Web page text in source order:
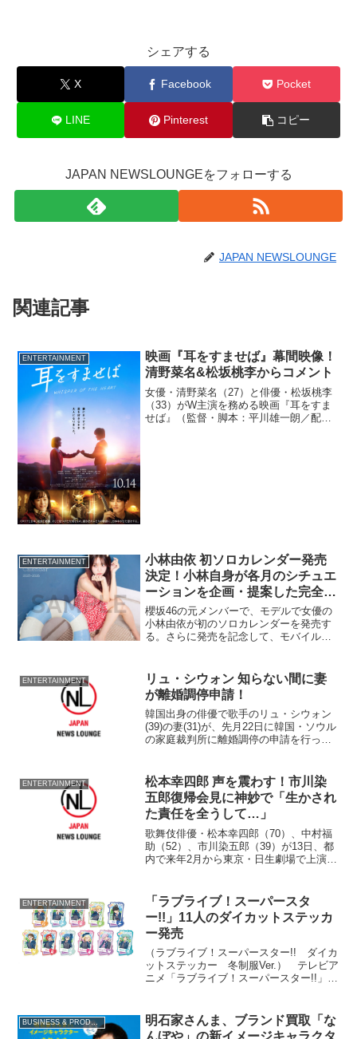
シェアする
X Facebook Pocket
LINE Pinterest コピー
JAPAN NEWSLOUNGEをフォローする
JAPAN NEWSLOUNGE
関連記事
ENTERTAINMENT
映画『耳をすませば』幕間映像！
清野菜名&松坂桃李からコメント
女優・清野菜名（27）と俳優・松坂桃李
（33）がW主演を務める映画『耳をすま
せば』（監督・脚本：平川雄⼀朗／配
ENTERTAINMENT
小林由依 初ソロカレンダー発売
決定！小林自身が各月のシチュエ
ーションを企画・提案した完全撮
り下ろし
櫻坂46の元メンバーで、モデルで女優の
小林由依が初のソロカレンダーを発売す
る。さらに発売を記念して、モバイルフ
ート＆グリート（個別トーク会）イベン
トも開催。
ENTERTAINMENT
リュ・シウォン 知らない間に妻
が離婚調停申請！
韓国出身の俳優で歌手のリュ・シウォン
(39)の妻(31)が、先月22日に韓国・ソウル
の家庭裁判所に離婚調停の申請を行って
請の書類は受理されたが、
ENTERTAINMENT
松本幸四郎 声を震わす！市川染
五郎復帰会見に神妙で「生かされ
た責任を全うして…」
歌舞伎俳優・松本幸四郎（70）、中村福
助（52）、市川染五郎（39）が13日、都
内で来年2月から東京・日生劇場で上演さ
公演を前にした日生劇場での公演。『義
経千本桜 吉...
ENTERTAINMENT
「ラブライブ！スーパースタ
ー!!」11人のダイカットステッカ
ー発売
（ラブライブ！スーパースター!! ダイカ
ットステッカー 冬制服Ver.） テレビア
ニメ「ラブライブ！スーパースター!!」よ
14日に発売される。
BUSINESS & PRODUCT
明石家さんま、ブランド買取「な
んぼや」の新イメージキャラクタ